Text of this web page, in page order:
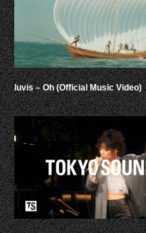
luvis – Oh (Official Music Video)